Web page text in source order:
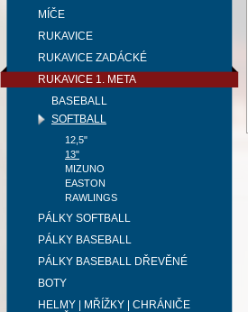
MÍČE
RUKAVICE
RUKAVICE ZADÁCKÉ
RUKAVICE 1. META
BASEBALL
SOFTBALL
12,5"
13"
MIZUNO
EASTON
RAWLINGS
PÁLKY SOFTBALL
PÁLKY BASEBALL
PÁLKY BASEBALL DŘEVĚNÉ
BOTY
HELMY | MŘÍŽKY | CHRÁNIČE